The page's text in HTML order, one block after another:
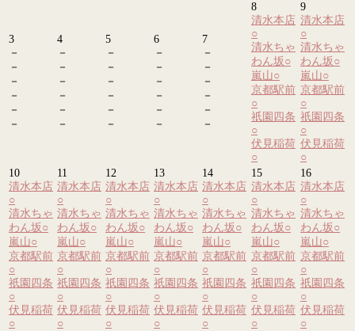
3
－
－
－
－
－
－
4
－
－
－
－
－
－
5
－
－
－
－
－
－
6
－
－
－
－
－
－
7
－
－
－
－
－
－
8
清水本店
○
清水ちゃ
わん坂○
嵐山○
京都駅前
○
祇園四条
○
伏見稲荷
○
9
清水本店
○
清水ちゃ
わん坂○
嵐山○
京都駅前
○
祇園四条
○
伏見稲荷
○
10
清水本店
○
清水ちゃ
わん坂○
嵐山○
京都駅前
○
祇園四条
○
伏見稲荷
○
11
清水本店
○
清水ちゃ
わん坂○
嵐山○
京都駅前
○
祇園四条
○
伏見稲荷
○
12
清水本店
○
清水ちゃ
わん坂○
嵐山○
京都駅前
○
祇園四条
○
伏見稲荷
○
13
清水本店
○
清水ちゃ
わん坂○
嵐山○
京都駅前
○
祇園四条
○
伏見稲荷
○
14
清水本店
○
清水ちゃ
わん坂○
嵐山○
京都駅前
○
祇園四条
○
伏見稲荷
○
15
清水本店
○
清水ちゃ
わん坂○
嵐山○
京都駅前
○
祇園四条
○
伏見稲荷
○
16
清水本店
○
清水ちゃ
わん坂○
嵐山○
京都駅前
○
祇園四条
○
伏見稲荷
○